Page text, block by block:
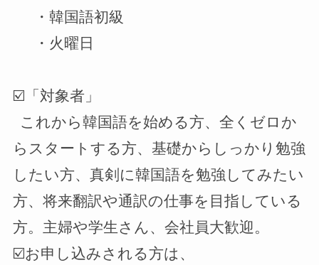
・韓国語初級
・火曜日
☑️ 「対象者」
これから韓国語を始める方、全くゼロか
らスタートする方、基礎からしっかり勉強
したい方、真剣に韓国語を勉強してみたい
方、将来翻訳や通訳の仕事を目指している
方。主婦や学生さん、会社員大歓迎。
☑️お申し込みされる方は、